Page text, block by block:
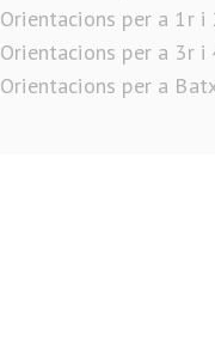
Orientacions per a 1r i
Orientacions per a 3r i
Orientacions per a